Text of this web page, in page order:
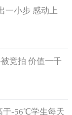
一小步 感动上
竞拍 价值一千
于-56℃学生每天